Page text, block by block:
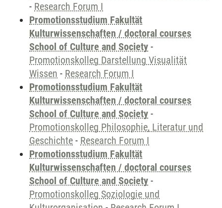
- Research Forum I
Promotionsstudium Fakultät
Kulturwissenschaften / doctoral courses
School of Culture and Society -
Promotionskolleg Darstellung Visualität
Wissen - Research Forum I
Promotionsstudium Fakultät
Kulturwissenschaften / doctoral courses
School of Culture and Society -
Promotionskolleg Philosophie, Literatur und
Geschichte - Research Forum I
Promotionsstudium Fakultät
Kulturwissenschaften / doctoral courses
School of Culture and Society -
Promotionskolleg Soziologie und